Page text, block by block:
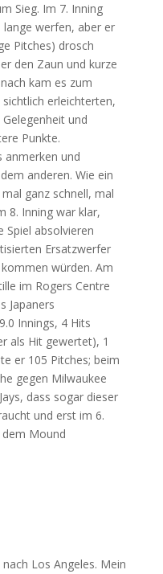
Sieg. Im 7. Inning
werfen, aber er
Pitches) drosch
den Zaun und kurze
kam es zum
erleichterten,
und
Punkte.
anmerken und
anderen. Wie ein
ganz schnell, mal
8. Inning war klar,
Spiel absolvieren
Ersatzwerfer
würden. Am
im Rogers Centre
Japaners
Innings, 4 Hits
als Hit gewertet), 1
er 105 Pitches; beim
gegen Milwaukee
dass sogar dieser
und erst im 6.
Mound
Los Angeles. Mein